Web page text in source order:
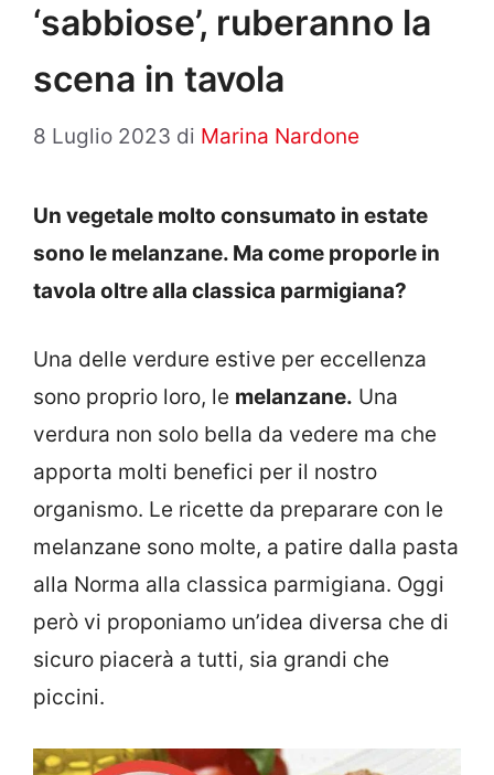
‘sabbiose’, ruberanno la
scena in tavola
8 Luglio 2023 di Marina Nardone
Un vegetale molto consumato in estate
sono le melanzane. Ma come proporle in
tavola oltre alla classica parmigiana?
Una delle verdure estive per eccellenza
sono proprio loro, le melanzane. Una
verdura non solo bella da vedere ma che
apporta molti benefici per il nostro
organismo. Le ricette da preparare con le
melanzane sono molte, a patire dalla pasta
alla Norma alla classica parmigiana. Oggi
però vi proponiamo un’idea diversa che di
sicuro piacerà a tutti, sia grandi che
piccini.